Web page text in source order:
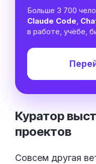
Больше 3 700
Claude Code
в работе, учёбе,
Куратор
проектов
Совсем другая